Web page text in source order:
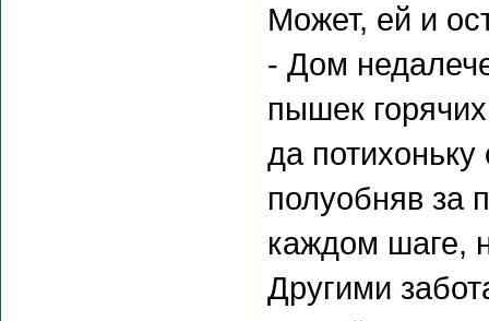
Может, ей и
- Дом
пышек
да
полуобняв за
каждом шаге,
Другими